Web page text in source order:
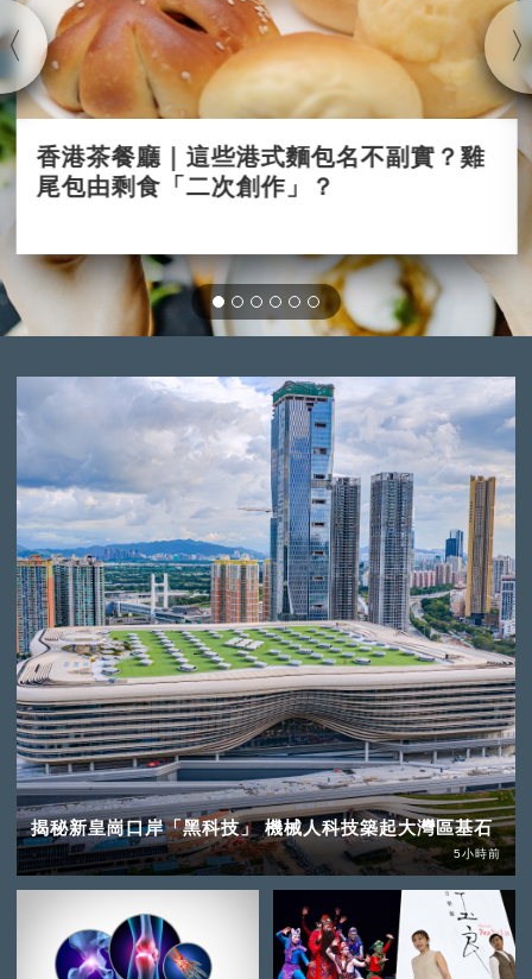
香港茶餐廳｜這些港式麵包名不副實？雞
尾包由剩食「二次創作」？
揭秘新皇崗口岸「黑科技」 機械人科技築起大灣區基石
5小時前